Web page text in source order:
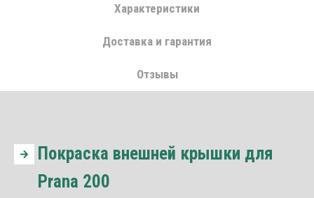
Характеристики
Доставка и гарантия
Отзывы
Покраска внешней крышки для
Prana 200